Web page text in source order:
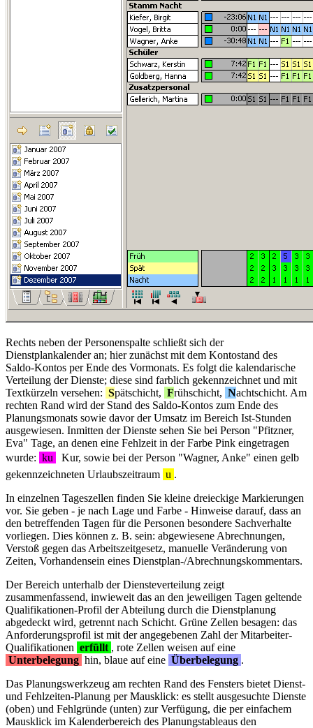
Rechts neben der Personenspalte schließt sich der
Dienstplankalender an; hier zunächst mit dem Kontostand des
Saldo-Kontos per Ende des Vormonats. Es folgt die kalendarische
Verteilung der Dienste; diese sind farblich gekennzeichnet und mit
Textkürzeln versehen: Spätschicht, Frühschicht, Nachtschicht. Am
rechten Rand wird der Stand des Saldo-Kontos zum Ende des
Planungsmonats sowie davor der Umsatz im Bereich Ist-Stunden
ausgewiesen. Inmitten der Dienste sehen Sie bei Person "Pfitzner,
Eva" Tage, an denen eine Fehlzeit in der Farbe Pink eingetragen
wurde: ku
 Kur, sowie bei der Person "Wagner, Anke" einen gelb
gekennzeichneten Urlaubszeitraum u .
In einzelnen Tageszellen finden Sie kleine dreieckige Markierungen
vor. Sie geben - je nach Lage und Farbe - Hinweise darauf, dass an
den betreffenden Tagen für die Personen besondere Sachverhalte
vorliegen. Dies können z. B. sein: abgewiesene Abrechnungen,
Verstoß gegen das Arbeitszeitgesetz, manuelle Veränderung von
Zeiten, Vorhandensein eines Dienstplan-/Abrechnungskommentars.
Der Bereich unterhalb der Diensteverteilung zeigt
zusammenfassend, inwieweit das an den jeweiligen Tagen geltende
Qualifikationen-Profil der Abteilung durch die Dienstplanung
abgedeckt wird, getrennt nach Schicht. Grüne Zellen besagen: das
Anforderungsprofil ist mit der angegebenen Zahl der Mitarbeiter-
Qualifikationen erfüllt , rote Zellen weisen auf eine
Unterbelegung hin, blaue auf eine Überbelegung .
Das Planungswerkzeug am rechten Rand des Fensters bietet Dienst-
und Fehlzeiten-Planung per Mausklick: es stellt ausgesuchte Dienste
(oben) und Fehlgründe (unten) zur Verfügung, die per einfachem
Mausklick im Kalenderbereich des Planungstableaus den